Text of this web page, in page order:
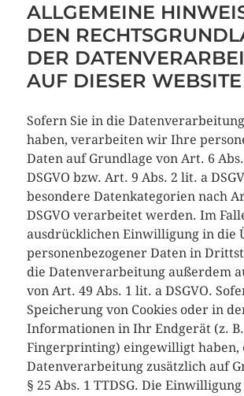
ALLGEMEINE
DEN
DER
AUF DIESER WEBSITE
Sofern Sie in die
haben, verarbeiten wir Ihre
Daten auf Grundlage von Art. 6
DSGVO bzw. Art. 9 Abs. 2 lit. a
besondere Datenkategorien nach
DSGVO verarbeitet werden. Im
ausdrücklichen Einwilligung in die
personenbezogener Daten in
die Datenverarbeitung außerdem
von Art. 49 Abs. 1 lit. a DSGVO.
Speicherung von Cookies oder in
Informationen in Ihr Endgerät (z.
Fingerprinting) eingewilligt haben,
Datenverarbeitung zusätzlich auf
§ 25 Abs. 1 TTDSG. Die